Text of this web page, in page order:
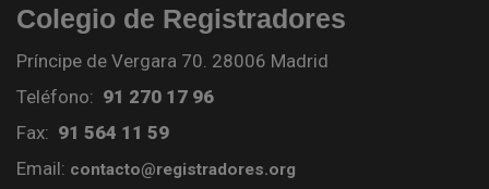
Colegio de Registradores
Príncipe de Vergara 70. 28006 Madrid
Teléfono: 91 270 17 96
Fax: 91 564 11 59
Email: contacto@registradores.org